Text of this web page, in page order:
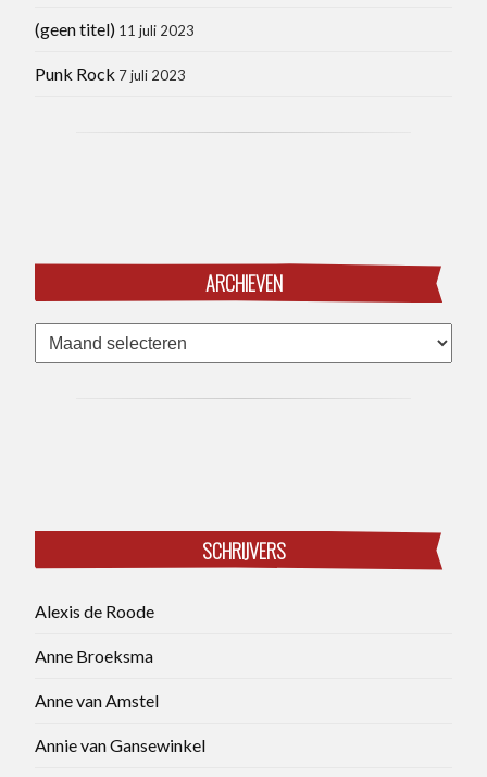
(geen titel) 11 juli 2023
Punk Rock 7 juli 2023
ARCHIEVEN
Archieven
SCHRIJVERS
Alexis de Roode
Anne Broeksma
Anne van Amstel
Annie van Gansewinkel